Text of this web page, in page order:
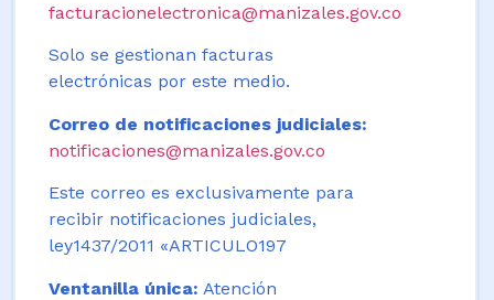
facturacionelectronica@manizales.gov.co
Solo se gestionan facturas
electrónicas por este medio.
Correo de notificaciones judiciales:
notificaciones@manizales.gov.co
Este correo es exclusivamente para
recibir notificaciones judiciales,
ley1437/2011 «ARTICULO197
Ventanilla única: Atención